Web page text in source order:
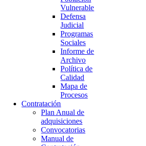
Vulnerable
Defensa
Judicial
Programas
Sociales
Informe de
Archivo
Política de
Calidad
Mapa de
Procesos
Contratación
Plan Anual de
adquisiciones
Convocatorias
Manual de